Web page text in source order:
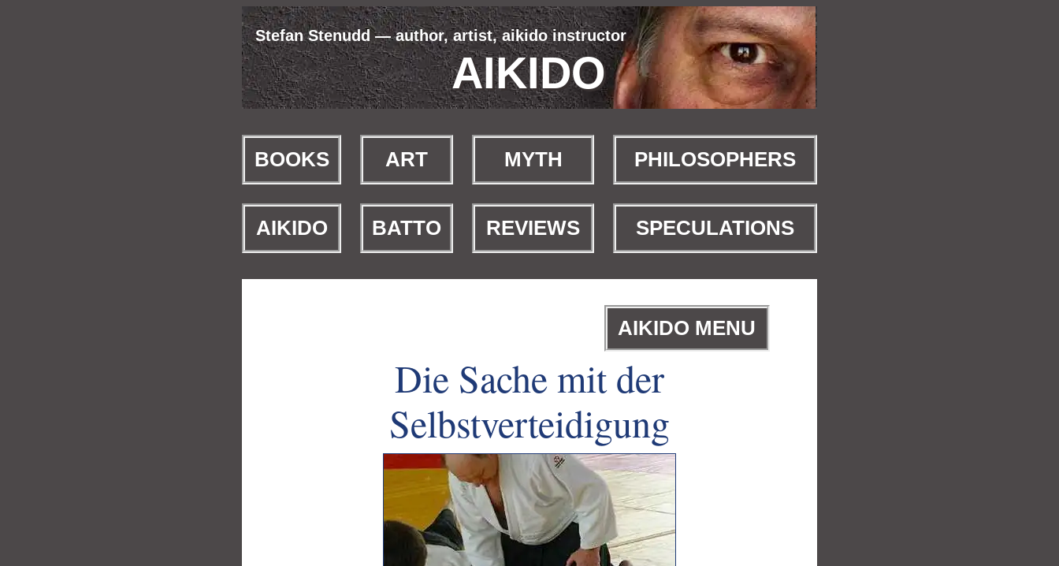
Stefan Stenudd — author, artist, aikido instructor
AIKIDO
BOOKS ART MYTH PHILOSOPHERS
AIKIDO BATTO REVIEWS SPECULATIONS
AIKIDO MENU
Die Sache mit der
Selbstverteidigung